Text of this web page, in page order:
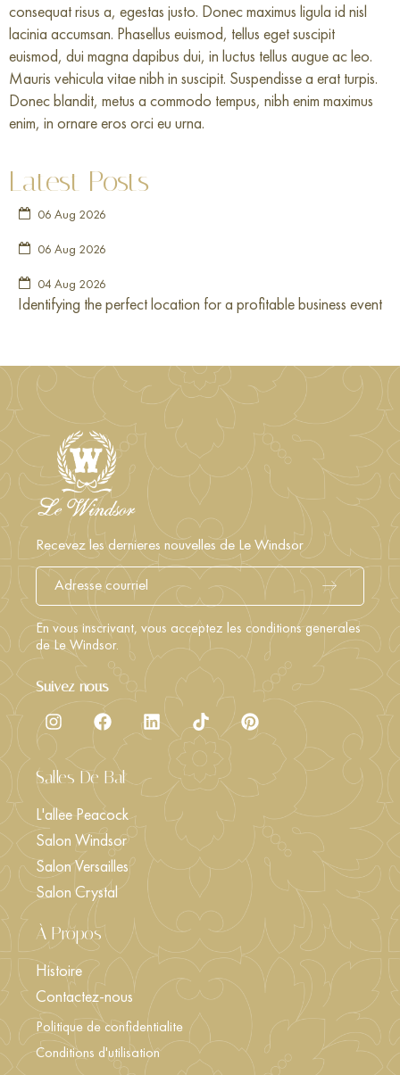
consequat risus a, egestas justo. Donec maximus ligula id nisl
lacinia accumsan. Phasellus euismod, tellus eget suscipit
euismod, dui magna dapibus dui, in luctus tellus augue ac leo.
Mauris vehicula vitae nibh in suscipit. Suspendisse a erat turpis.
Donec blandit, metus a commodo tempus, nibh enim maximus
enim, in ornare eros orci eu urna.
Latest Posts
06 Aug 2026
06 Aug 2026
04 Aug 2026
Identifying the perfect location for a profitable business event
Recevez les dernieres nouvelles de Le Windsor
En vous inscrivant, vous acceptez les conditions generales
de Le Windsor.
Suivez-nous
Salles De Bal
L'allee Peacock
Salon Windsor
Salon Versailles
Salon Crystal
À Propos
Histoire
Contactez-nous
Politique de confidentialite
Conditions d'utilisation